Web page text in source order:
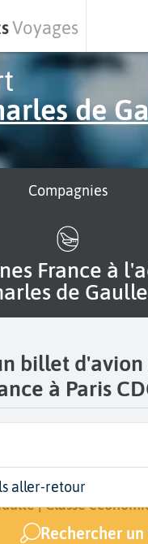
Voyages
de
Compagnies
de
billet d'avion
à Paris
Charles de Gaulle
de votre voyage
| Classe
| Classe
Rechercher
aller-retour